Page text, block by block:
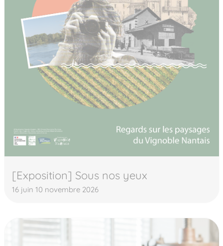
[Exposition] Sous nos yeux
16 juin 10 novembre 2026